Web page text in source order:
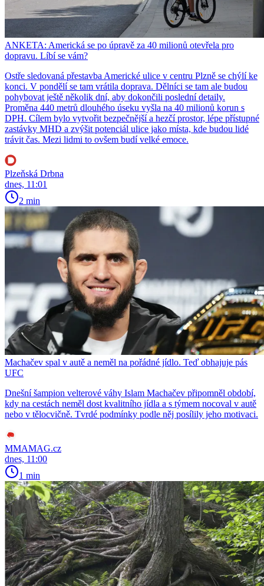
ANKETA: Americká se po úpravě za 40 milionů otevřela pro
dopravu. Líbí se vám?
Ostře sledovaná přestavba Americké ulice v centru Plzně se chýlí ke
konci. V pondělí se tam vrátila doprava. Dělníci se tam ale budou
pohybovat ještě několik dní, aby dokončili poslední detaily.
Proměna 440 metrů dlouhého úseku vyšla na 40 milionů korun s
DPH. Cílem bylo vytvořit bezpečnější a hezčí prostor, lépe přístupné
zastávky MHD a zvýšit potenciál ulice jako místa, kde budou lidé
trávit čas. Mezi lidmi to ovšem budí velké emoce.
Plzeňská Drbna
dnes, 11:01
2 min
Machačev spal v autě a neměl na pořádné jídlo. Teď obhajuje pás
UFC
Dnešní šampion velterové váhy Islam Machačev připomněl období,
kdy na cestách neměl dost kvalitního jídla a s týmem nocoval v autě
nebo v tělocvičně. Tvrdé podmínky podle něj posílily jeho motivaci.
MMAMAG.cz
dnes, 11:00
1 min